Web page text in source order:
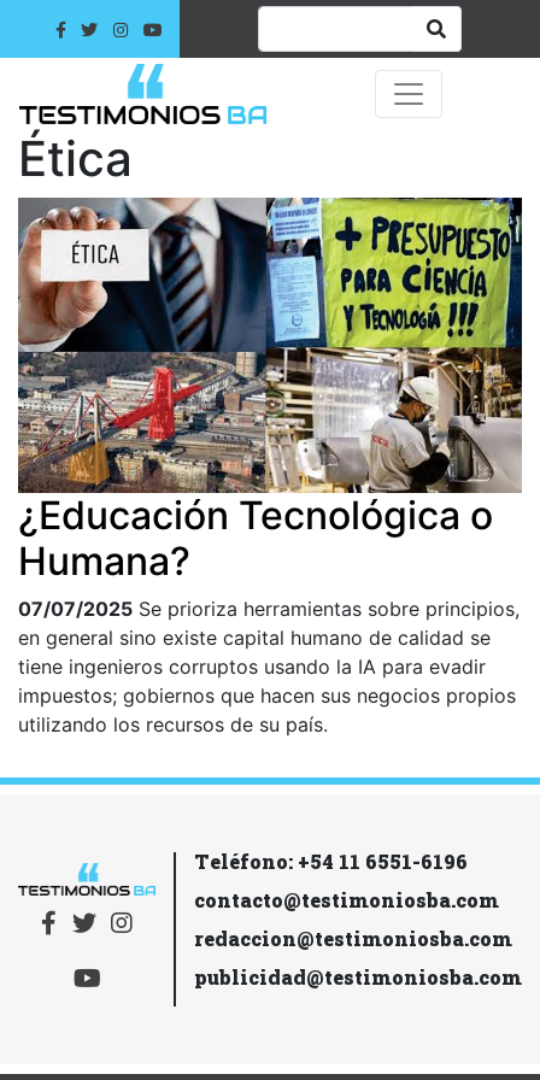
Ética
¿Educación Tecnológica o
Humana?
07/07/2025 Se prioriza herramientas sobre principios,
en general sino existe capital humano de calidad se
tiene ingenieros corruptos usando la IA para evadir
impuestos; gobiernos que hacen sus negocios propios
utilizando los recursos de su país.
Teléfono: +54 11 6551-6196
contacto@testimoniosba.com
redaccion@testimoniosba.com
publicidad@testimoniosba.com